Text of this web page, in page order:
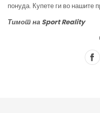
понуда. Купете ги во нашите
Тимот на Sport Reality